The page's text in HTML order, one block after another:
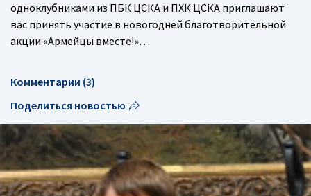
одноклубниками из ПБК ЦСКА и ПХК ЦСКА приглашают
вас принять участие в новогодней благотворительной
акции «Армейцы вместе!»…
Комментарии (3)
Поделиться новостью